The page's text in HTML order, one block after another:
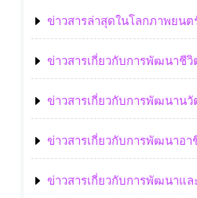
ข่าวสารล่าสุดในโลกภาพยนต
ข่าวสารเกี่ยวกับการพัฒนาชีวิ
ข่าวสารเกี่ยวกับการพัฒนานวั
ข่าวสารเกี่ยวกับการพัฒนาอา
ข่าวสารเกี่ยวกับการพัฒนาแล